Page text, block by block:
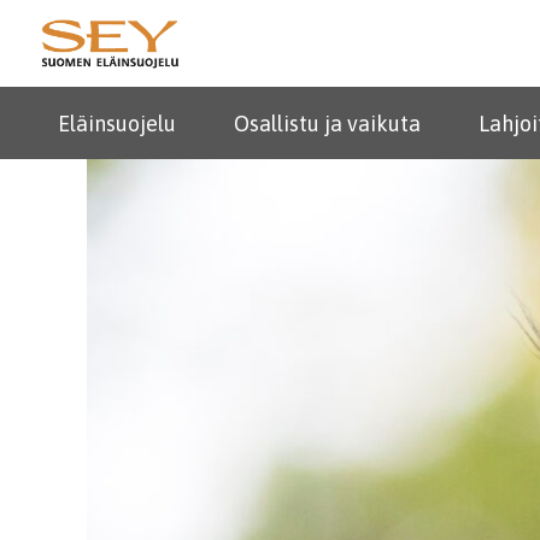
Eläinsuojelu Osallistu ja vaikuta